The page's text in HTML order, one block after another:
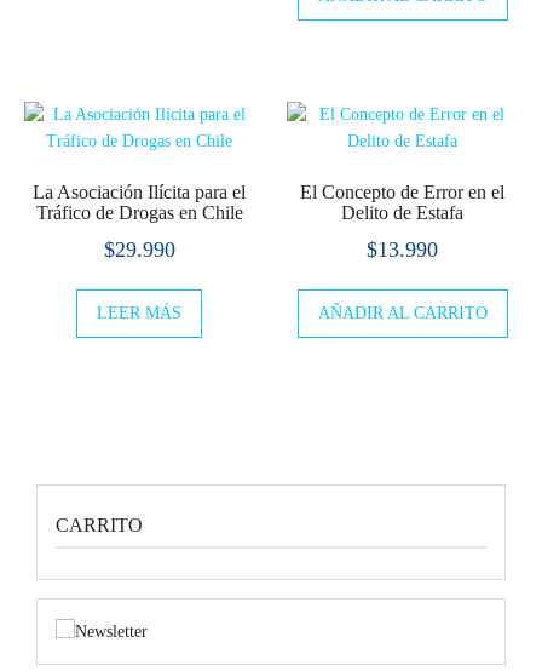
La Asociación Ilícita para el
Tráfico de Drogas en Chile
$29.990
LEER MÁS
El Concepto de Error en el
Delito de Estafa
$13.990
AÑADIR AL CARRITO
CARRITO